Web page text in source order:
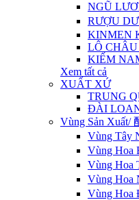
NGŨ
RƯỢU
KINMEN
LÔ
KIẾM
Xem tất cả
XUẤT XỨ
TRUNG
ĐÀI
Vùng Sản Xuất/
Vùng Tây
Vùng Hoa
Vùng Hoa
Vùng Hoa
Vùng Hoa